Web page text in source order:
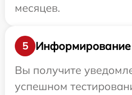
месяцев.
5
Информирование
Вы получите
успешном